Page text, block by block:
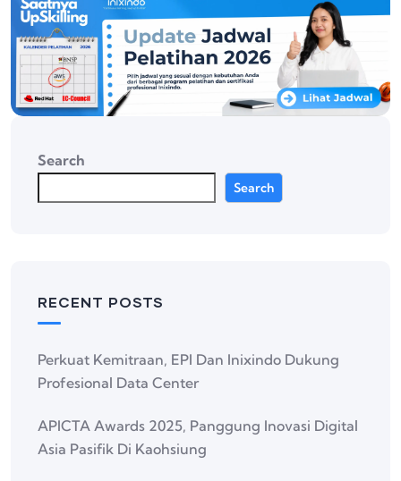
Search
Search
RECENT POSTS
Perkuat Kemitraan, EPI Dan Inixindo Dukung
Profesional Data Center
APICTA Awards 2025, Panggung Inovasi Digital
Asia Pasifik Di Kaohsiung